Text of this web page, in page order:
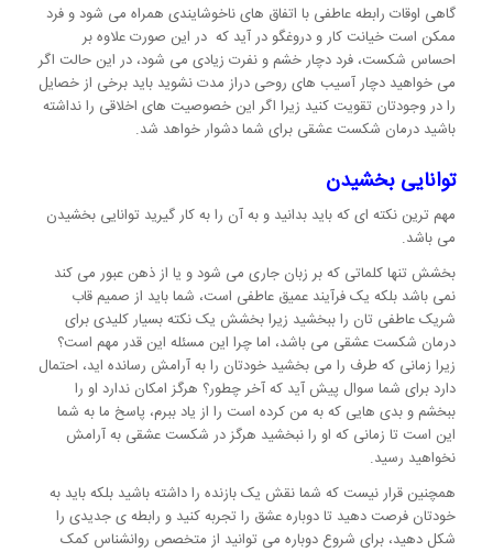
گاهی اوقات رابطه عاطفی با اتفاق های ناخوشایندی همراه می شود و فرد
ممکن است خیانت کار و دروغگو در آید که در این صورت علاوه بر
احساس شکست، فرد دچار خشم و نفرت زیادی می شود، در این حالت اگر
می خواهید دچار آسیب های روحی دراز مدت نشوید باید برخی از خصایل
را در وجودتان تقویت کنید زیرا اگر این خصوصیت های اخلاقی را نداشته
باشید درمان شکست عشقی برای شما دشوار خواهد شد.
توانایی بخشیدن
مهم ترین نکته ای که باید بدانید و به آن را به کار گیرید توانایی بخشیدن
می باشد.
بخشش تنها کلماتی که بر زبان جاری می شود و یا از ذهن عبور می کند
نمی باشد بلکه یک فرآیند عمیق عاطفی است، شما باید از صمیم قاب
شریک عاطفی تان را ببخشید زیرا بخشش یک نکته بسیار کلیدی برای
درمان شکست عشقی می باشد، اما چرا این مسئله این قدر مهم است؟
زیرا زمانی که طرف را می بخشید خودتان را به آرامش رسانده اید، احتمال
دارد برای شما سوال پیش آید که آخر چطور؟ هرگز امکان ندارد او را
ببخشم و بدی هایی که به من کرده است را از یاد ببرم، پاسخ ما به شما
این است تا زمانی که او را نبخشید هرگز در شکست عشقی به آرامش
نخواهید رسید.
همچنین قرار نیست که شما نقش یک بازنده را داشته باشید بلکه باید به
خودتان فرصت دهید تا دوباره عشق را تجربه کنید و رابطه ی جدیدی را
شکل دهید، برای شروع دوباره می توانید از متخصص روانشناس کمک